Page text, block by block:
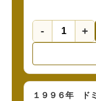
- +
１９９６年 ド